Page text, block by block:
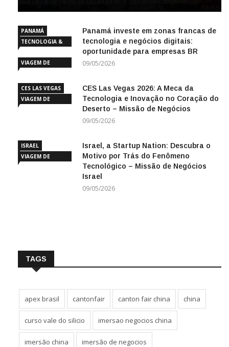
PANAMÁ
TECNOLOGIA &
VIAGEM DE
Panamá investe em zonas francas de
tecnologia e negócios digitais:
oportunidade para empresas BR
09/05/2026
CES LAS VEGAS
VIAGEM DE
CES Las Vegas 2026: A Meca da
Tecnologia e Inovação no Coração do
Deserto – Missão de Negócios
09/05/2026
ISRAEL
VIAGEM DE
Israel, a Startup Nation: Descubra o
Motivo por Trás do Fenômeno
Tecnológico – Missão de Negócios
Israel
09/05/2026
TAGS
apex brasil cantonfair canton fair china china
curso vale do silicio imersao negocios china
imersão china imersão de negocios